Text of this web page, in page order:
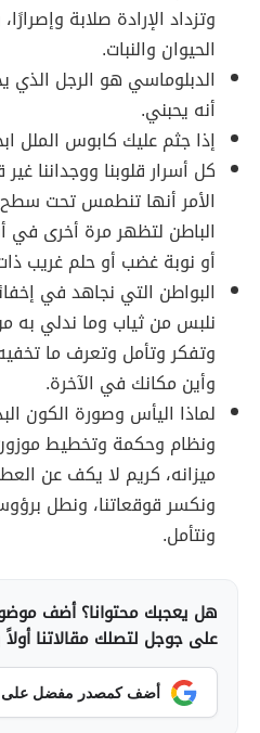
وتزداد الإرادة صلابة
الحيوان والنبات.
الدبلوماسي هو الرجل
أنه يحبني.
إذا جثم عليك كابوس الملل
كل أسرار قلوبنا ووجداننا
الأمر أنها تنطمس تحت
الباطن لتظهر مرة أخرى
أو نوبة غضب أو حلم غريب
البواطن التي نجاهد في
نلبس من ثياب وما ندلي به
وتفكر وتأمل وتعرف ما
وأين مكانك في الآخرة.
لماذا اليأس وصورة الكون
ونظام وحكمة وتخطيط
ميزانه، كريم لا يكف عن
ونكسر قوقعاتنا، ونطل
ونتأمل.
هل يعجبك محتوانا؟ أضف
على جوجل لتصلك مقالاتنا
أضف كمصدر مفضل على Google